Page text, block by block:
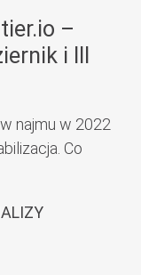
–
i III
najmu w 2022
Co